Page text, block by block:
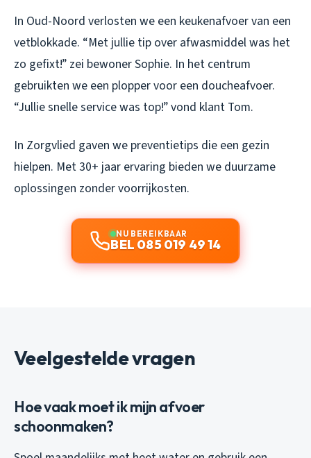
In Oud-Noord verlosten we een keukenafvoer van een
vetblokkade. “Met jullie tip over afwasmiddel was het
zo gefixt!” zei bewoner Sophie. In het centrum
gebruikten we een plopper voor een doucheafvoer.
“Jullie snelle service was top!” vond klant Tom.
In Zorgvlied gaven we preventietips die een gezin
hielpen. Met 30+ jaar ervaring bieden we duurzame
oplossingen zonder voorrijkosten.
NU BEREIKBAAR
BEL 085 019 49 14
Veelgestelde vragen
Hoe vaak moet ik mijn afvoer
schoonmaken?